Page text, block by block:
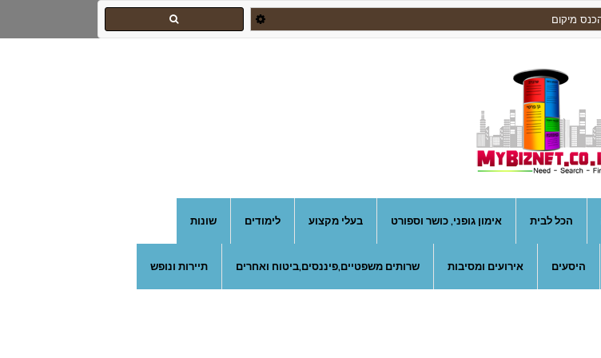
הכל לבית אימון גופני, כושר וספורט בעלי מקצוע לימודים שונות
היסעים אירועים ומסיבות שרותים משפטיים,פיננסים,ביטוח ואחרים תיירות ונופש